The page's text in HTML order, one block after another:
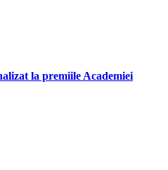
la premiile Academiei